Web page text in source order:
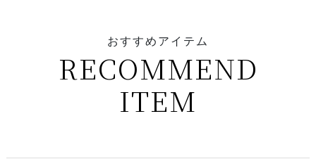
おすすめアイテム
RECOMMEND
ITEM